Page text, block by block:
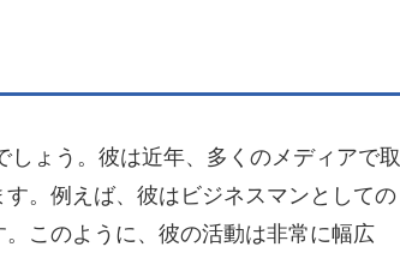
ょう。彼は近年、多くのメディアで取
。例えば、彼はビジネスマンとしての
このように、彼の活動は非常に幅広